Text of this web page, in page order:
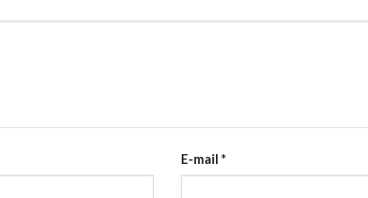
E-mail *